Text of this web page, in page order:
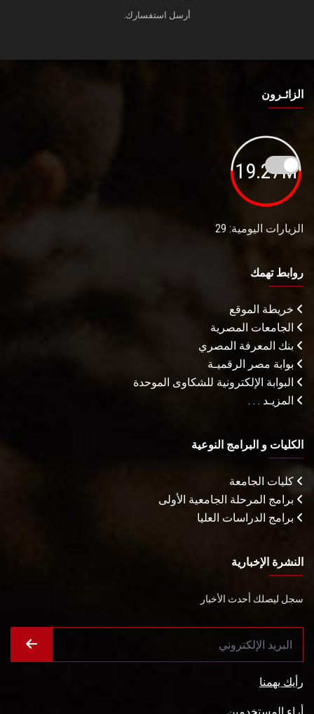
أرسل استفسارك.
الزائـرون
19.27M
الزيارات اليومية: 29
روابط تهمك
خريطة الموقع
الجامعات المصرية
بنك المعرفة المصري
بوابة مصر الرقميـة
البوابة الإلكترونية للشكاوى الموحدة
المزيـد . . .
الكليات و البرامج النوعية
كليات الجامعة
برامج المرحلة الجامعية الأولى
برامج الدراسات العليا
النشرة الإخبارية
سجل ليصلك أحدث الأخبار
رأيك يهمنا